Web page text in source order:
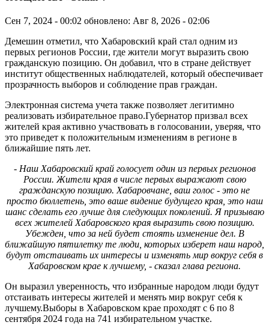
Сен 7, 2024 - 00:02 обновлено: Авг 8, 2026 - 02:06
Демешин отметил, что Хабаровский край стал одним из
первых регионов России, где жители могут выразить свою
гражданскую позицию. Он добавил, что в стране действует
институт общественных наблюдателей, который обеспечивает
прозрачность выборов и соблюдение прав граждан.
Электронная система учета также позволяет легитимно
реализовать избирательное право.Губернатор призвал всех
жителей края активно участвовать в голосовании, уверяя, что
это приведет к положительным изменениям в регионе в
ближайшие пять лет.
- Наш Хабаровский край голосует один из первых регионов
России. Жители края в числе первых выражают свою
гражданскую позицию. Хабаровчане, ваш голос - это не
просто бюллетень, это ваше видение будущего края, это наш
шанс сделать его лучше для следующих поколений. Я призываю
всех жителей Хабаровского края выразить свою позицию.
Убежден, что за ней будет стоять изменение дел. В
ближайшую пятилетку те люди, которых изберет наш народ,
будут отстаивать их интересы и изменять мир вокруг себя в
Хабаровском крае к лучшему, - сказал глава региона.
Он выразил уверенность, что избранные народом люди будут
отстаивать интересы жителей и менять мир вокруг себя к
лучшему.Выборы в Хабаровском крае проходят с 6 по 8
сентября 2024 года на 741 избирательном участке.